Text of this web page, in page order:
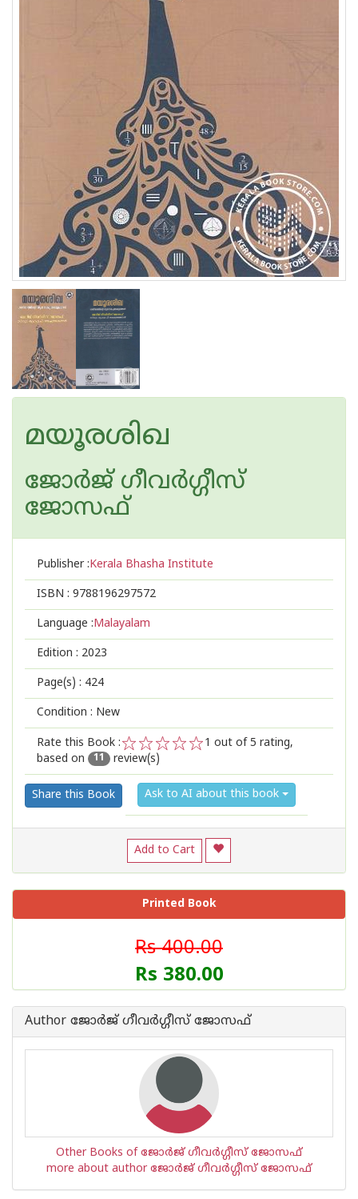
മയൂരശിഖ
ജോര്‍ജ് ഗീവര്‍ഗ്ഗീസ്
ജോസഫ്
Publisher :Kerala Bhasha Institute
ISBN : 9788196297572
Language :Malayalam
Edition : 2023
Page(s) : 424
Condition : New
Rate this Book :
3
2
1
1 out of 5 rating,
based on
11 review(s)
Share this Book Ask to AI about this book
Add to Cart
Printed Book
Rs 400.00
Rs 380.00
Author ജോര്‍ജ് ഗീവര്‍ഗ്ഗീസ് ജോസഫ്
Other Books of ജോര്‍ജ് ഗീവര്‍ഗ്ഗീസ് ജോസഫ്
more about author ജോര്‍ജ് ഗീവര്‍ഗ്ഗീസ് ജോസഫ്